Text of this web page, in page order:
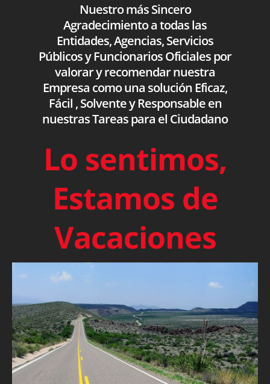
Nuestro más Sincero
Agradecimiento a todas las
Entidades, Agencias, Servicios
Públicos y Funcionarios Oficiales por
valorar y recomendar nuestra
Empresa como una solución Eficaz,
Fácil , Solvente y Responsable en
nuestras Tareas para el Ciudadano
Lo sentimos,
Estamos de
Vacaciones